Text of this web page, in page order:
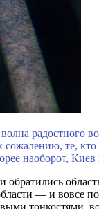
радостного
те,
наоборот, Киев
обратились
— и вовсе